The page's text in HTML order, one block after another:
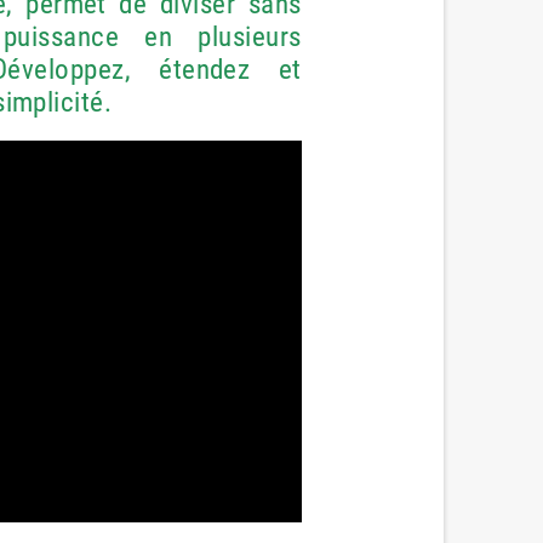
en plusieurs
étendez et